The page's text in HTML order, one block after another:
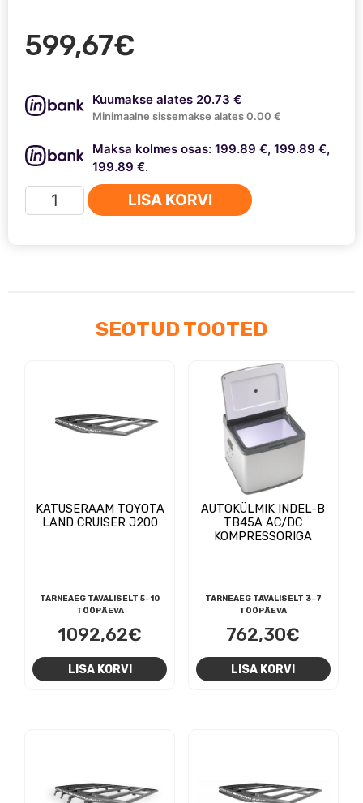
599,67€
Kuumakse alates 20.73 €
Minimaalne sissemakse alates 0.00 €
Maksa kolmes osas: 199.89 €, 199.89 €,
199.89 €.
Inverter
3000W
LISA KORVI
SEOTUD TOOTED
KATUSERAAM TOYOTA
LAND CRUISER J200
TARNEAEG TAVALISELT 5-10
TÖÖPÄEVA
1092,62€
LISA KORVI
AUTOKÜLMIK INDEL-B
TB45A AC/DC
KOMPRESSORIGA
TARNEAEG TAVALISELT 3-7
TÖÖPÄEVA
762,30€
LISA KORVI